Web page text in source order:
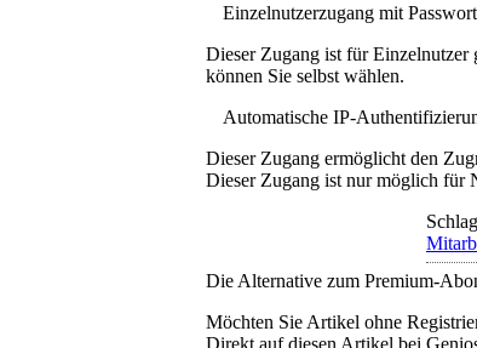
Einzelnutzerzugang mit Passwort
Dieser Zugang ist für Einzelnutzer
können Sie selbst wählen.
Automatische IP-
Dieser Zugang ermöglicht den
Dieser Zugang ist nur möglich für
Die Alternative zum Premium-
Möchten Sie Artikel ohne
Direkt auf diesen Artikel bei